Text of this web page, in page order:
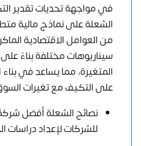
في مواجهة تحديات تقدير
الشعلة على نماذج مالية
من العوامل الاقتصادية
سيناريوهات مختلفة بناءً
المتغيرة، مما يساعد في بناء
على التكيف مع تغيرات
نصائح الشعلة أفضل
للشركات لإعداد دراسات